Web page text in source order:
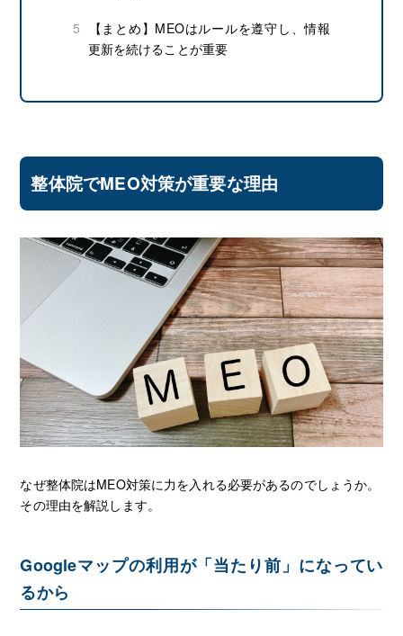
5
【まとめ】MEOはルールを遵守し、情報
更新を続けることが重要
整体院でMEO対策が重要な理由
なぜ整体院はMEO対策に力を入れる必要があるのでしょうか。
その理由を解説します。
Googleマップの利用が「当たり前」になってい
るから